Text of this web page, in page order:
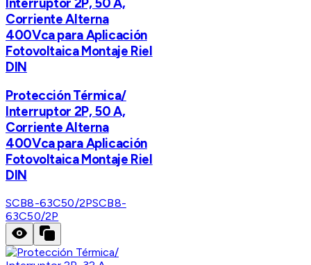
Corriente Alterna
400Vca para Aplicación
Fotovoltaica Montaje Riel
DIN
Protección Térmica/
Interruptor 2P, 50 A,
Corriente Alterna
400Vca para Aplicación
Fotovoltaica Montaje Riel
DIN
SCB8-63C50/2PSCB8-
63C50/2P